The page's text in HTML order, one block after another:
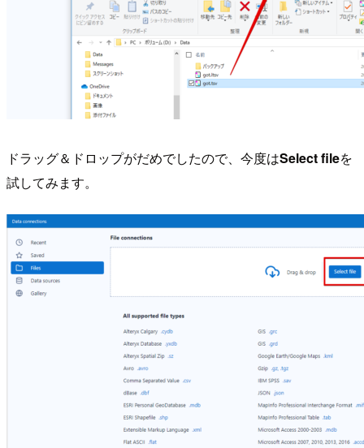
ドラッグ＆ドロップがだめでしたので、今度はSelect fileを
試してみます。